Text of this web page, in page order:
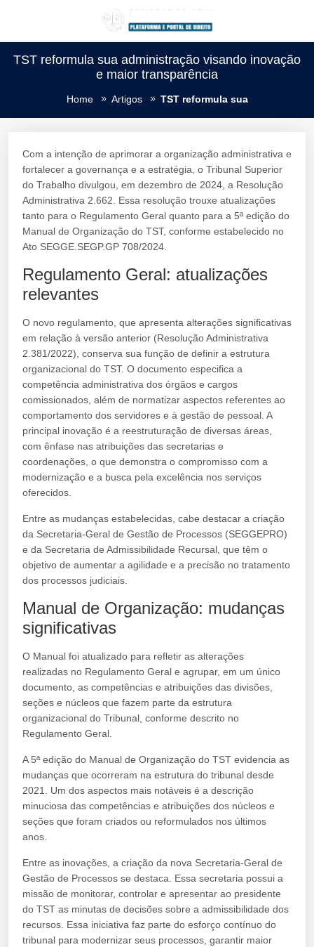
TST reformula sua administração visando inovação
e maior transparência
Home Artigos TST reformula sua
Com a intenção de aprimorar a organização administrativa e
fortalecer a governança e a estratégia, o Tribunal Superior
do Trabalho divulgou, em dezembro de 2024, a Resolução
Administrativa 2.662. Essa resolução trouxe atualizações
tanto para o Regulamento Geral quanto para a 5ª edição do
Manual de Organização do TST, conforme estabelecido no
Ato SEGGE.SEGP.GP 708/2024.
Regulamento Geral: atualizações
relevantes
O novo regulamento, que apresenta alterações significativas
em relação à versão anterior (Resolução Administrativa
2.381/2022), conserva sua função de definir a estrutura
organizacional do TST. O documento especifica a
competência administrativa dos órgãos e cargos
comissionados, além de normatizar aspectos referentes ao
comportamento dos servidores e à gestão de pessoal. A
principal inovação é a reestruturação de diversas áreas,
com ênfase nas atribuições das secretarias e
coordenações, o que demonstra o compromisso com a
modernização e a busca pela excelência nos serviços
oferecidos.
Entre as mudanças estabelecidas, cabe destacar a criação
da Secretaria-Geral de Gestão de Processos (SEGGEPRO)
e da Secretaria de Admissibilidade Recursal, que têm o
objetivo de aumentar a agilidade e a precisão no tratamento
dos processos judiciais.
Manual de Organização: mudanças
significativas
O Manual foi atualizado para refletir as alterações
realizadas no Regulamento Geral e agrupar, em um único
documento, as competências e atribuições das divisões,
seções e núcleos que fazem parte da estrutura
organizacional do Tribunal, conforme descrito no
Regulamento Geral.
A 5ª edição do Manual de Organização do TST evidencia as
mudanças que ocorreram na estrutura do tribunal desde
2021. Um dos aspectos mais notáveis é a descrição
minuciosa das competências e atribuições dos núcleos e
seções que foram criados ou reformulados nos últimos
anos.
Entre as inovações, a criação da nova Secretaria-Geral de
Gestão de Processos se destaca. Essa secretaria possui a
missão de monitorar, controlar e apresentar ao presidente
do TST as minutas de decisões sobre a admissibilidade dos
recursos. Essa iniciativa faz parte do esforço contínuo do
tribunal para modernizar seus processos, garantir maior